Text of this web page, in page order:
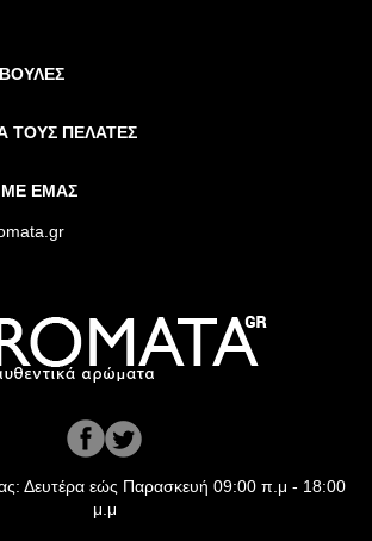
ΤΟΥΣ ΠΕΛΑΤΕΣ
ΜΕ ΕΜΑΣ
Δευτέρα εώς Παρασκευή 09:00 π.μ - 18:00
μ.μ